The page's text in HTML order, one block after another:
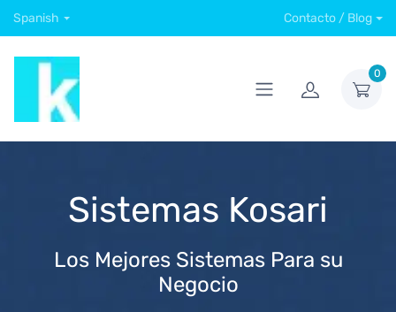
Spanish Contacto / Blog
0
Sistemas Kosari
Los Mejores Sistemas Para su
Negocio